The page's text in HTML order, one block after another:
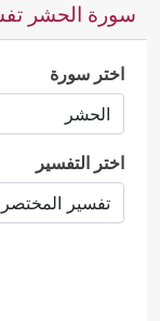
سورة الحشر
اختر سورة
اختر التفسير